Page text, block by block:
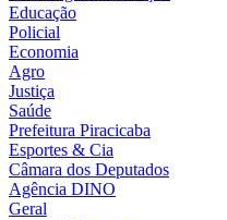
Educação
Policial
Economia
Agro
Justiça
Saúde
Prefeitura Piracicaba
Esportes & Cia
Câmara dos Deputados
Agência DINO
Geral